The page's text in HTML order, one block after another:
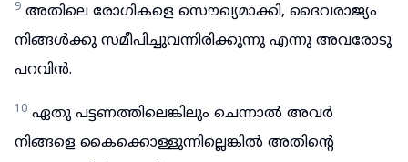
9 അതിലെ രോഗികളെ സൌഖ്യമാക്കി, ദൈവരാജ്യം
നിങ്ങൾക്കു സമീപിച്ചുവന്നിരിക്കുന്നു എന്നു അവരോടു
പറവിൻ.
10 ഏതു പട്ടണത്തിലെങ്കിലും ചെന്നാൽ അവർ
നിങ്ങളെ കൈക്കൊള്ളുന്നില്ലെങ്കിൽ അതിന്റെ